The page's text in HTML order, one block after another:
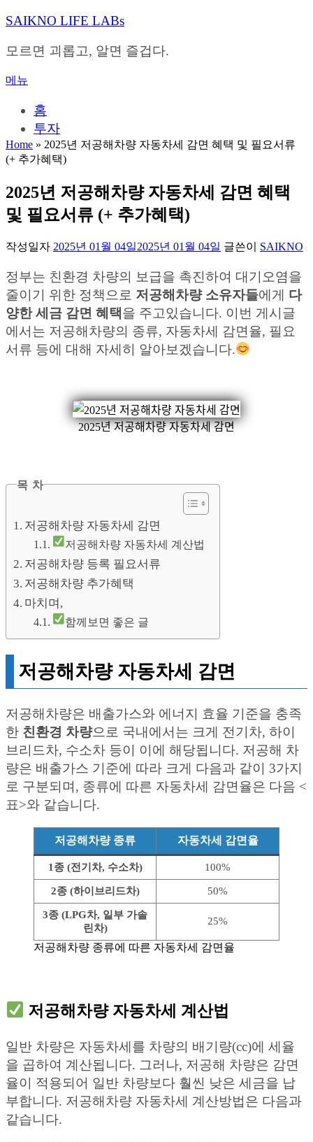
내
으
바
SAIKNO LIFE LABs
모르면 괴롭고, 알면 즐겁다.
메뉴
홈
투자
Home » 2025년 저공해차량 자동차세 감면 혜택 및 필요서류
(+ 추가혜택)
2025년 저공해차량 자동차세 감면 혜택
및 필요서류 (+ 추가혜택)
작성일자 2025년 01월 04일2025년 01월 04일 글쓴이 SAIKNO
정부는 친환경 차량의 보급을 촉진하여 대기오염을
줄이기 위한 정책으로 저공해차량 소유자들에게 다
양한 세금 감면 혜택을 주고있습니다. 이번 게시글
에서는 저공해차량의 종류, 자동차세 감면율, 필요
서류 등에 대해 자세히 알아보겠습니다.
2025년 저공해차량 자동차세 감면
목 차
저공해차량 자동차세 감면
저공해차량 자동차세 계산법
저공해차량 등록 필요서류
저공해차량 추가혜택
마치며,
함께보면 좋은 글
저공해차량 자동차세 감면
저공해차량은 배출가스와 에너지 효율 기준을 충족
한 친환경 차량으로 국내에서는 크게 전기차, 하이
브리드차, 수소차 등이 이에 해당됩니다. 저공해 차
량은 배출가스 기준에 따라 크게 다음과 같이 3가지
로 구분되며, 종류에 따른 자동차세 감면율은 다음 <
표>와 같습니다.
저공해차량 종류 자동차세 감면율
1종 (전기차, 수소차) 100%
2종 (하이브리드차) 50%
3종 (LPG차, 일부 가솔
린차)
25%
저공해차량 종류에 따른 자동차세 감면율
저공해차량 자동차세 계산법
일반 차량은 자동차세를 차량의 배기량(cc)에 세율
을 곱하여 계산됩니다. 그러나, 저공해 차량은 감면
율이 적용되어 일반 차량보다 훨씬 낮은 세금을 납
부합니다. 저공해차량 자동차세 계산방법은 다음과
같습니다.